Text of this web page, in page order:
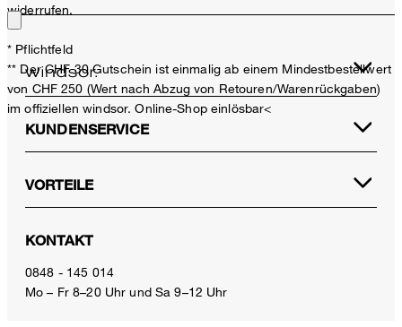
Popeline-Baumwoll-Blusen-Top ohne Arm in Taupe
CHF 180.00
inkl. MwSt
Grösse auswählen
widerrufen.
* Pflichtfeld
** Der CHF 30 Gutschein ist einmalig ab einem Mindestbestellwert
von CHF 250 (Wert nach Abzug von Retouren/Warenrückgaben)
im offiziellen windsor. Online-Shop einlösbar<
KUNDENSERVICE
VORTEILE
KONTAKT
0848 - 145 014
Mo – Fr 8–20 Uhr und Sa 9–12 Uhr